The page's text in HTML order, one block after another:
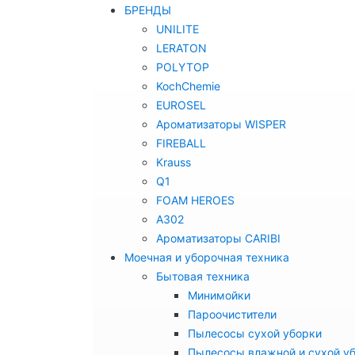
БРЕНДЫ
UNILITE
LERATON
POLYTOP
KochChemie
EUROSEL
Ароматизаторы WISPER
FIREBALL
Krauss
Q1
FOAM HEROES
A302
Ароматизаторы CARIBI
Моечная и уборочная техника
Бытовая техника
Минимойки
Пароочистители
Пылесосы сухой уборки